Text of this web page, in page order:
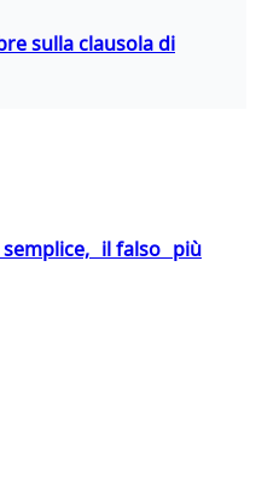
sulla clausola di
semplice, il falso più